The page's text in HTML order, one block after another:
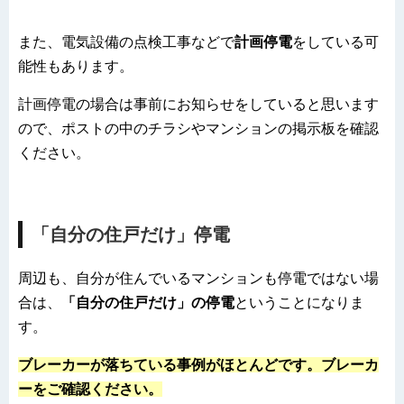
また、電気設備の点検工事などで計画停電をしている可
能性もあります。
計画停電の場合は事前にお知らせをしていると思います
ので、ポストの中のチラシやマンションの掲示板を確認
ください。
「自分の住戸だけ」停電
周辺も、自分が住んでいるマンションも停電ではない場
合は、
「自分の住戸だけ」の停電ということになりま
す。
ブレーカーが落ちている事例がほとんどです。ブレーカ
ーをご確認ください。